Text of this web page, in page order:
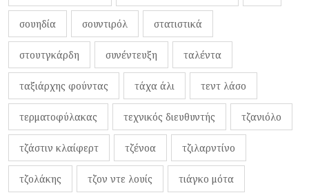
σουηδία σουντιρόλ στατιστικά
στουτγκάρδη συνέντευξη ταλέντα
ταξιάρχης φούντας τάχα άλι τεντ λάσο
τερματοφύλακας τεχνικός διευθυντής τζανιόλο
τζάστιν κλαίφερτ τζένοα τζιλαρντίνο
τζολάκης τζον ντε λουίς τιάγκο μότα